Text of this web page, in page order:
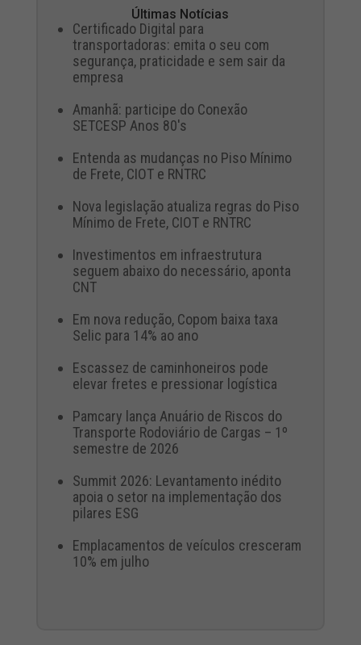
Últimas Notícias
Certificado Digital para
transportadoras: emita o seu com
segurança, praticidade e sem sair da
empresa
Amanhã: participe do Conexão
SETCESP Anos 80's
Entenda as mudanças no Piso Mínimo
de Frete, CIOT e RNTRC
Nova legislação atualiza regras do Piso
Mínimo de Frete, CIOT e RNTRC
Investimentos em infraestrutura
seguem abaixo do necessário, aponta
CNT
Em nova redução, Copom baixa taxa
Selic para 14% ao ano
Escassez de caminhoneiros pode
elevar fretes e pressionar logística
Pamcary lança Anuário de Riscos do
Transporte Rodoviário de Cargas – 1º
semestre de 2026
Summit 2026: Levantamento inédito
apoia o setor na implementação dos
pilares ESG
Emplacamentos de veículos cresceram
10% em julho